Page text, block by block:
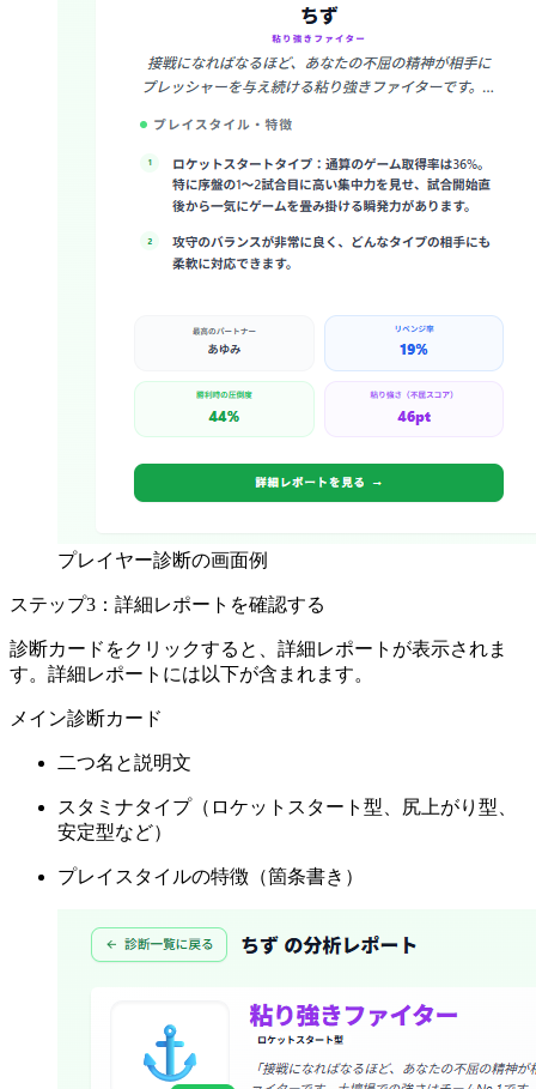
プレイヤー診断の画面例
ステップ3：詳細レポートを確認する
診断カードをクリックすると、詳細レポートが表示されま
す。詳細レポートには以下が含まれます。
メイン診断カード
二つ名と説明文
スタミナタイプ（ロケットスタート型、尻上がり型、
安定型など）
プレイスタイルの特徴（箇条書き）